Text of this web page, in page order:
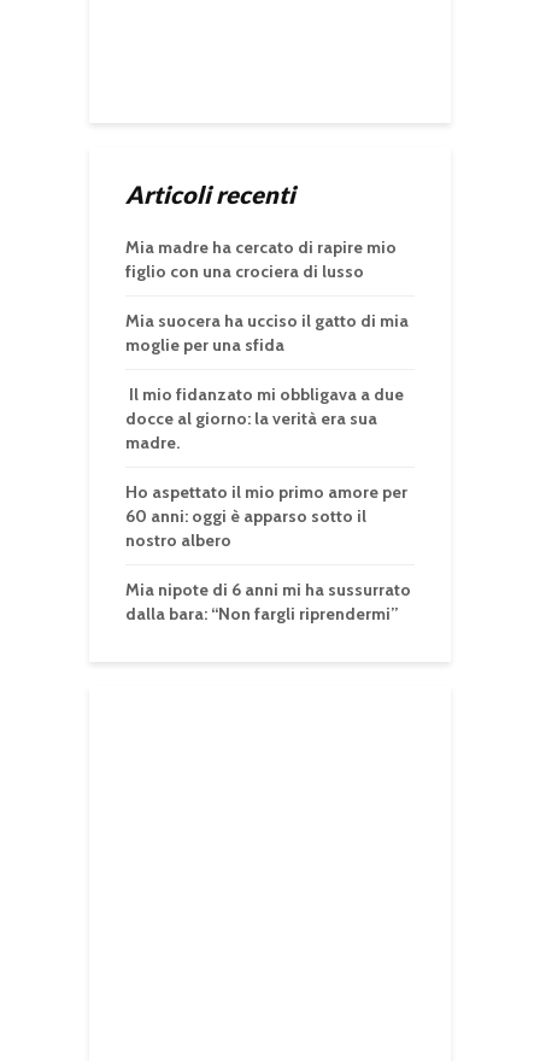
Articoli recenti
Mia madre ha cercato di rapire mio
figlio con una crociera di lusso
Mia suocera ha ucciso il gatto di mia
moglie per una sfida
Il mio fidanzato mi obbligava a due
docce al giorno: la verità era sua
madre.
Ho aspettato il mio primo amore per
60 anni: oggi è apparso sotto il
nostro albero
Mia nipote di 6 anni mi ha sussurrato
dalla bara: “Non fargli riprendermi”